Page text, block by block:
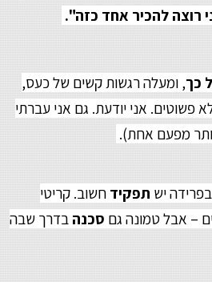
רוצה להכיר אחד כזה".
כך, ומעלה רגשות קשים של כעס,
פשוטים. אני יודעת. גם אני עברתי
מפעם אחת).
יש תפקיד חשוב. קריטי
– אבל טמונה גם סכנה בדרך שבה